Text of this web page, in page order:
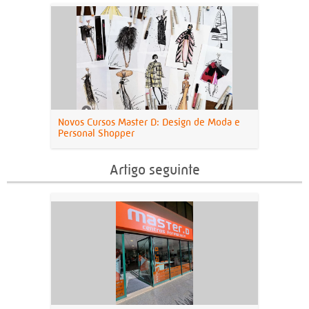
Novos Cursos Master D: Design de Moda e
Personal Shopper
Artigo seguinte